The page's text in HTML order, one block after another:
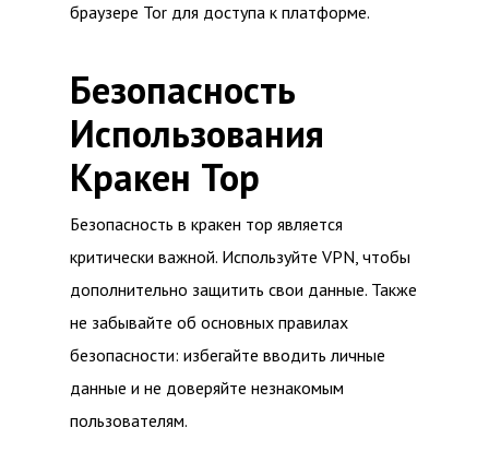
браузере Tor для доступа к платформе.
Безопасность
Использования
Кракен Тор
Безопасность в кракен тор является
критически важной. Используйте VPN, чтобы
дополнительно защитить свои данные. Также
не забывайте об основных правилах
безопасности: избегайте вводить личные
данные и не доверяйте незнакомым
пользователям.